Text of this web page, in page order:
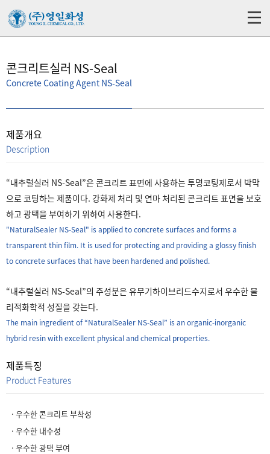
콘크리트실러 NS-Seal
Concrete Coating Agent NS-Seal
제품개요
Description
“내추럴실러 NS-Seal”은 콘크리트 표면에 사용하는 투명코팅제로서 박막
으로 코팅하는 제품이다. 강화제 처리 및 연마 처리된 콘크리트 표면을 보호
하고 광택을 부여하기 위하여 사용한다.
"NaturalSealer NS-Seal" is applied to concrete surfaces and forms a
transparent thin film. It is used for protecting and providing a glossy finish
to concrete surfaces that have been hardened and polished.
“내추럴실러 NS-Seal”의 주성분은 유무기하이브리드수지로서 우수한 물
리적화학적 성질을 갖는다.
The main ingredient of “NaturalSealer NS-Seal” is an organic-inorganic
hybrid resin with excellent physical and chemical properties.
제품특징
Product Features
ㆍ우수한 콘크리트 부착성
ㆍ우수한 내수성
ㆍ우수한 광택 부여